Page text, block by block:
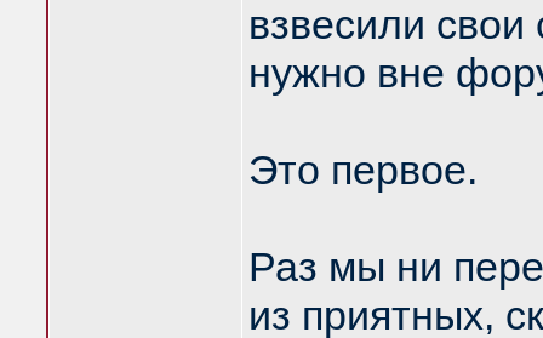
взвесили
нужно вне
Это первое.
Раз мы ни
из приятных,